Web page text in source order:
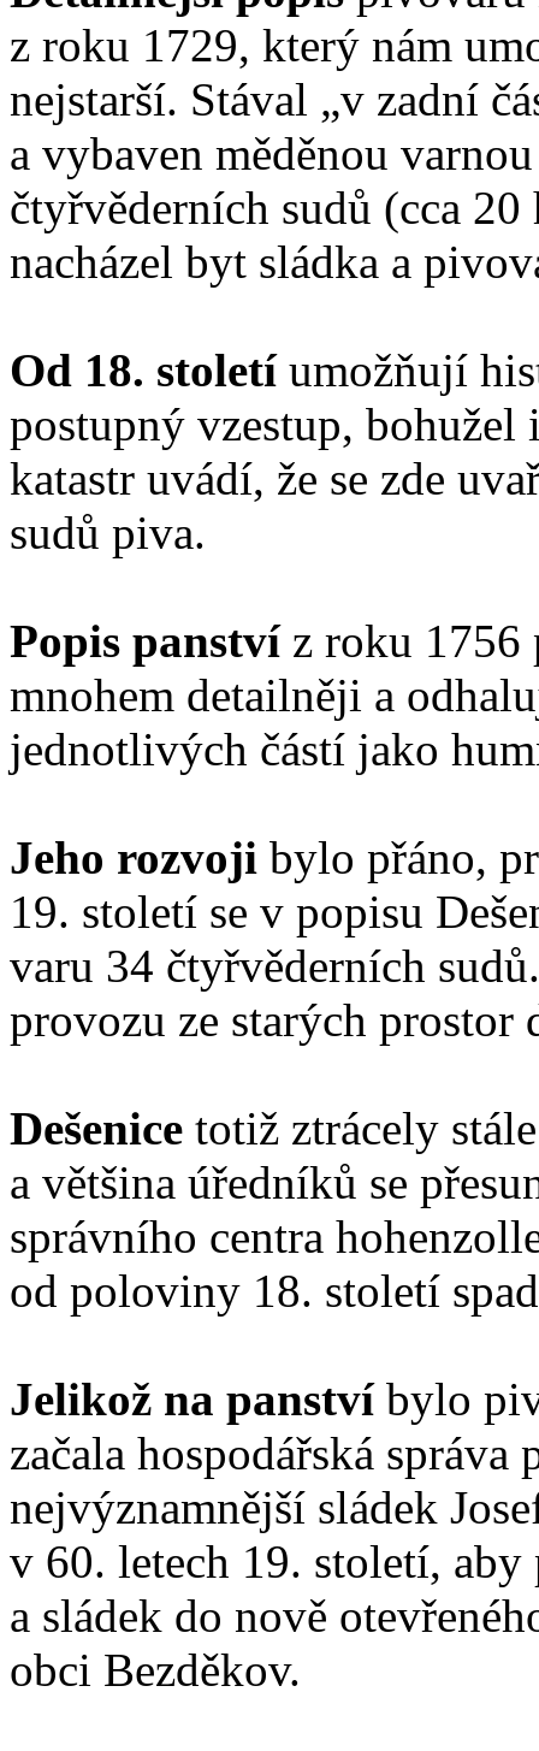
z roku 1729, který nám
nejstarší. Stával „v zadní
a vybaven měděnou
čtyřvěderních sudů (cca
nacházel byt sládka a
Od 18. stoletíumožňují
postupný vzestup,
katastr uvádí, že se zde
sudů piva.
Popis panstvíz roku 1756
mnohem detailněji a
jednotlivých částí jako
Jeho rozvoji bylo přáno,
19. století se v popisu
varu 34 čtyřvěderních
provozu ze starých prostor
Dešenice totiž ztrácely
a většina úředníků se
správního centra
od poloviny 18. století
Jelikož na panstvíbylo
začala hospodářská
nejvýznamnější sládek
v 60. letech 19. století, aby
a sládek do nově
obci Bezděkov.